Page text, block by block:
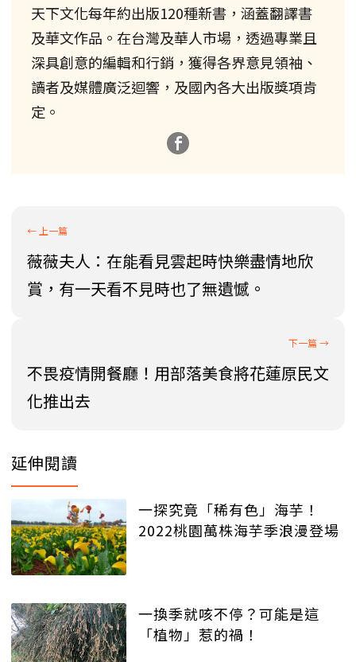
天下文化每年約出版120種新書，涵蓋翻譯書
及華文作品。在台灣及華人市場，透過專業且
深具創意的編輯和行銷，獲得各界意見領袖、
讀者及媒體廣泛迴響，及國內各大出版獎項肯
定。
薇薇夫人：在能看見雲起時快樂盡情地欣
賞，有一天看不見時也了無遺憾。
不畏疫情開餐廳！用部落美食將花蓮原民文
化推出去
延伸閱讀
一探究竟「稀有色」海芋！
2022桃園萬株海芋季浪漫登場
一換季就咳不停？可能是這
「植物」惹的禍！